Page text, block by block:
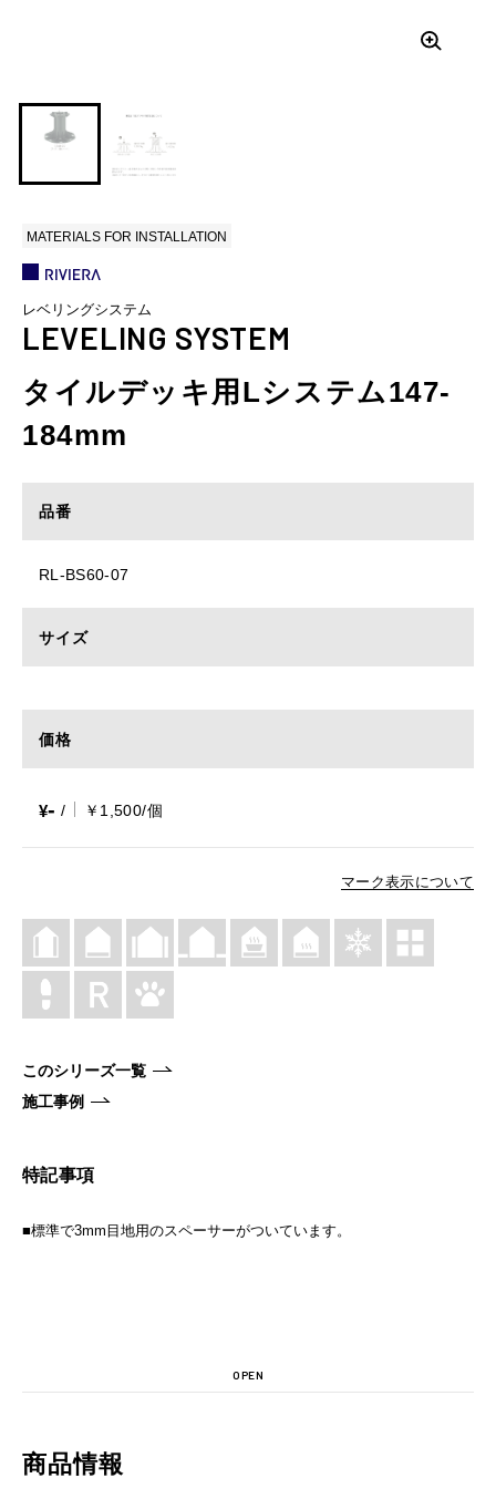
MATERIALS FOR INSTALLATION
レベリングシステム
LEVELING SYSTEM
タイルデッキ用Lシステム147-
184mm
品番
RL-BS60-07
サイズ
価格
¥- / ￥1,500/個
マーク表示について
このシリーズ一覧
施工事例
特記事項
■標準で3mm目地用のスペーサーがついています。
OPEN
商品情報